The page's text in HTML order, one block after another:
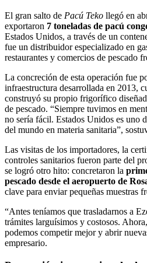
El gran salto de Pacú Teko llegó en
exportaron 7 toneladas de pacú
Estados Unidos, a través de un
fue un distribuidor especializado en
restaurantes y comercios de pescado
La concreción de esta operación fue
infraestructura desarrollada en 2013,
construyó su propio frigorífico
de pescado. “Siempre tuvimos en
no sería fácil. Estados Unidos es uno
del mundo en materia sanitaria”,
Las visitas de los importadores, la
controles sanitarios fueron parte del
se logró otro hito: concretaron la
pescado desde el aeropuerto de
clave para enviar pequeñas muestras
“Antes teníamos que trasladarnos a
trámites larguísimos y costosos.
podemos competir mejor y abrir
empresario.